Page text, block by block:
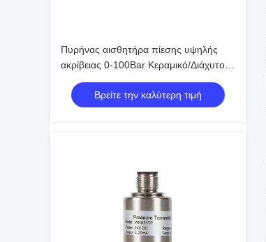
Πυρήνας αισθητήρα πίεσης υψηλής
ακρίβειας 0-100Bar Κεραμικό/Διάχυτο
Πυρίτιο OEM Προσαρμόσιμο
Βρείτε την καλύτερη τιμή